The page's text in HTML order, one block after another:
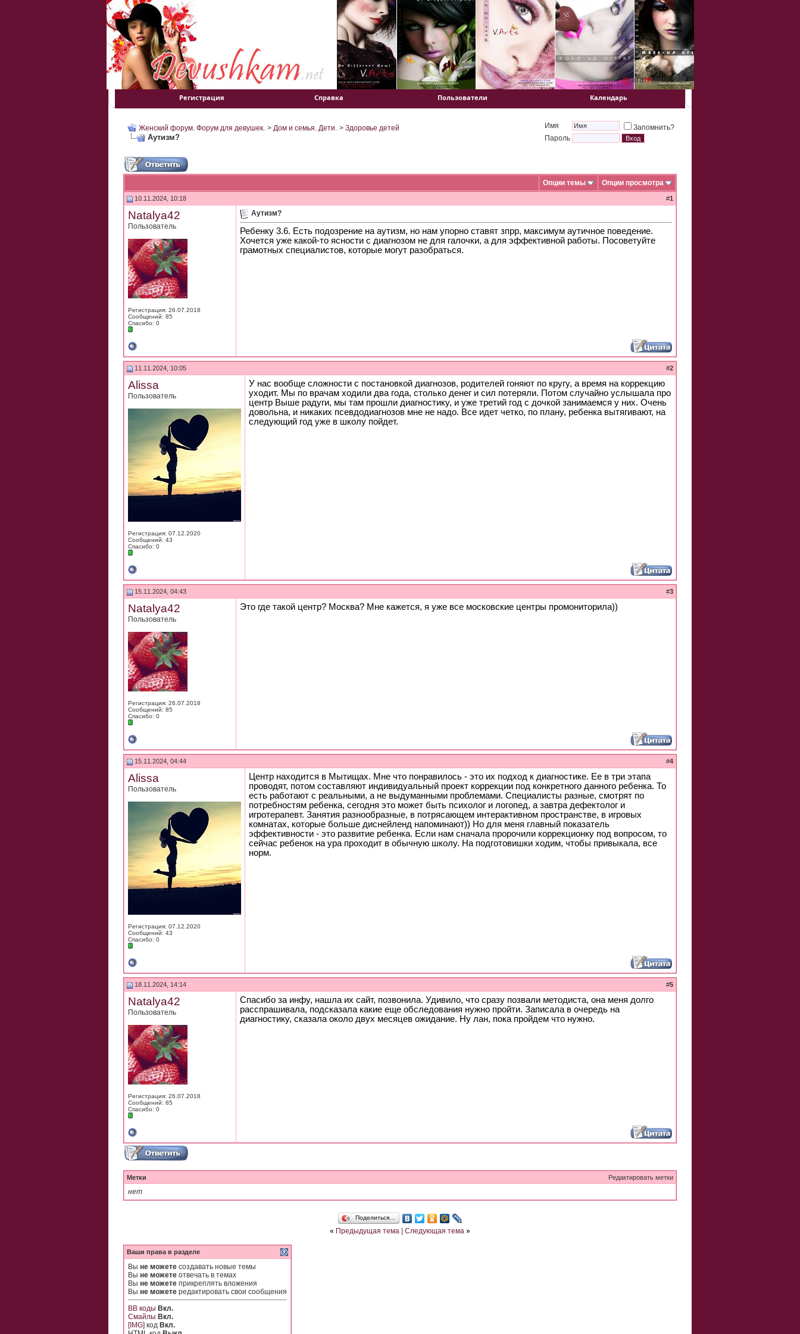
Регистрация Справка Пользователи Календарь
Женский форум. Форум для девушек. > Дом и семья. Дети. > Здоровье детей
Аутизм?
Имя
Запомнить?
Пароль
Опции темы Опции просмотра
10.11.2024, 10:18 #1
Natalya42
Пользователь
Регистрация: 26.07.2018
Сообщений: 85
Спасибо: 0
Аутизм?
Ребенку 3.6. Есть подозрение на аутизм, но нам упорно ставят зпрр, максимум аутичное поведение.
Хочется уже какой-то ясности с диагнозом не для галочки, а для эффективной работы. Посоветуйте
грамотных специалистов, которые могут разобраться.
11.11.2024, 10:05 #2
Alissa
Пользователь
Регистрация: 07.12.2020
Сообщений: 43
Спасибо: 0
У нас вообще сложности с постановкой диагнозов, родителей гоняют по кругу, а время на коррекцию
уходит. Мы по врачам ходили два года, столько денег и сил потеряли. Потом случайно услышала про
центр Выше радуги, мы там прошли диагностику, и уже третий год с дочкой занимаемся у них. Очень
довольна, и никаких псевдодиагнозов мне не надо. Все идет четко, по плану, ребенка вытягивают, на
следующий год уже в школу пойдет.
15.11.2024, 04:43 #3
Natalya42
Пользователь
Регистрация: 26.07.2018
Сообщений: 85
Спасибо: 0
Это где такой центр? Москва? Мне кажется, я уже все московские центры промониторила))
15.11.2024, 04:44 #4
Alissa
Пользователь
Регистрация: 07.12.2020
Сообщений: 43
Спасибо: 0
Центр находится в Мытищах. Мне что понравилось - это их подход к диагностике. Ее в три этапа
проводят, потом составляют индивидуальный проект коррекции под конкретного данного ребенка. То
есть работают с реальными, а не выдуманными проблемами. Специалисты разные, смотрят по
потребностям ребенка, сегодня это может быть психолог и логопед, а завтра дефектолог и
игротерапевт. Занятия разнообразные, в потрясающем интерактивном пространстве, в игровых
комнатах, которые больше диснейленд напоминают)) Но для меня главный показатель
эффективности - это развитие ребенка. Если нам сначала пророчили коррекционку под вопросом, то
сейчас ребенок на ура проходит в обычную школу. На подготовишки ходим, чтобы привыкала, все
норм.
18.11.2024, 14:14 #5
Natalya42
Пользователь
Регистрация: 26.07.2018
Сообщений: 85
Спасибо: 0
Спасибо за инфу, нашла их сайт, позвонила. Удивило, что сразу позвали методиста, она меня долго
расспрашивала, подсказала какие еще обследования нужно пройти. Записала в очередь на
диагностику, сказала около двух месяцев ожидание. Ну лан, пока пройдем что нужно.
Редактировать метки
Метки
нет
Поделиться…
« Предыдущая тема Следующая тема »
Ваши права в разделе
Вы не можете создавать новые темы
Вы не можете отвечать в темах
Вы не можете прикреплять вложения
Вы не можете редактировать свои сообщения
BB коды Вкл.
Смайлы Вкл.
[IMG] код Вкл.